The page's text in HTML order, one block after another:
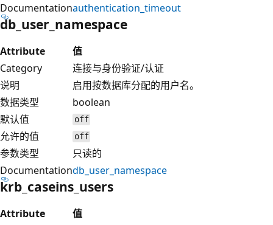
Documentationauthentication_timeout
db_user_namespace
Attribute
值
Category
连接与身份验证/认证
说明
启用按数据库分配的用户名。
数据类型
boolean
默认值
off
允许的值 off
参数类型
只读的
Documentationdb_user_namespace
krb_caseins_users
Attribute
值